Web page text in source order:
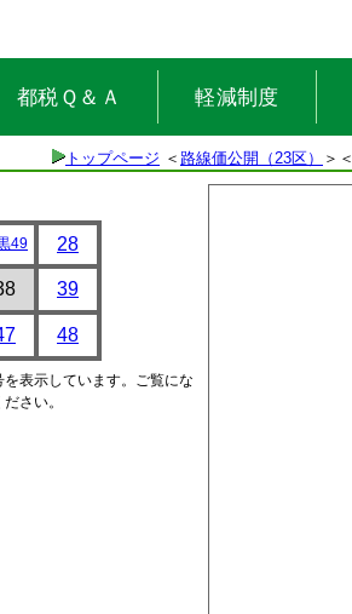
都税Ｑ＆Ａ 軽減制度
トップページ ＜ 路線価公開（23区） ＞＜
49 28
39
48
表示しています。ご覧にな
さい。